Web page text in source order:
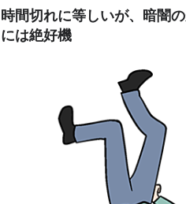
時間切れに等しいが、暗闇
には絶好機